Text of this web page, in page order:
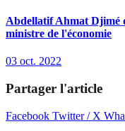
Abdellatif Ahmat Djimé
ministre de l'économie
03 oct. 2022
Partager l'article
Facebook Twitter / X